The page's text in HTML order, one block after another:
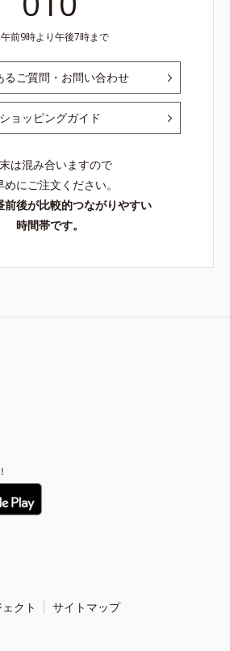
午前9時より午後7時まで
るご質問・お問い合わせ
ショッピングガイド
は混み合いますので
めにご注文ください。
前後が比較的つながりやすい
時間帯です。
クト サイトマップ